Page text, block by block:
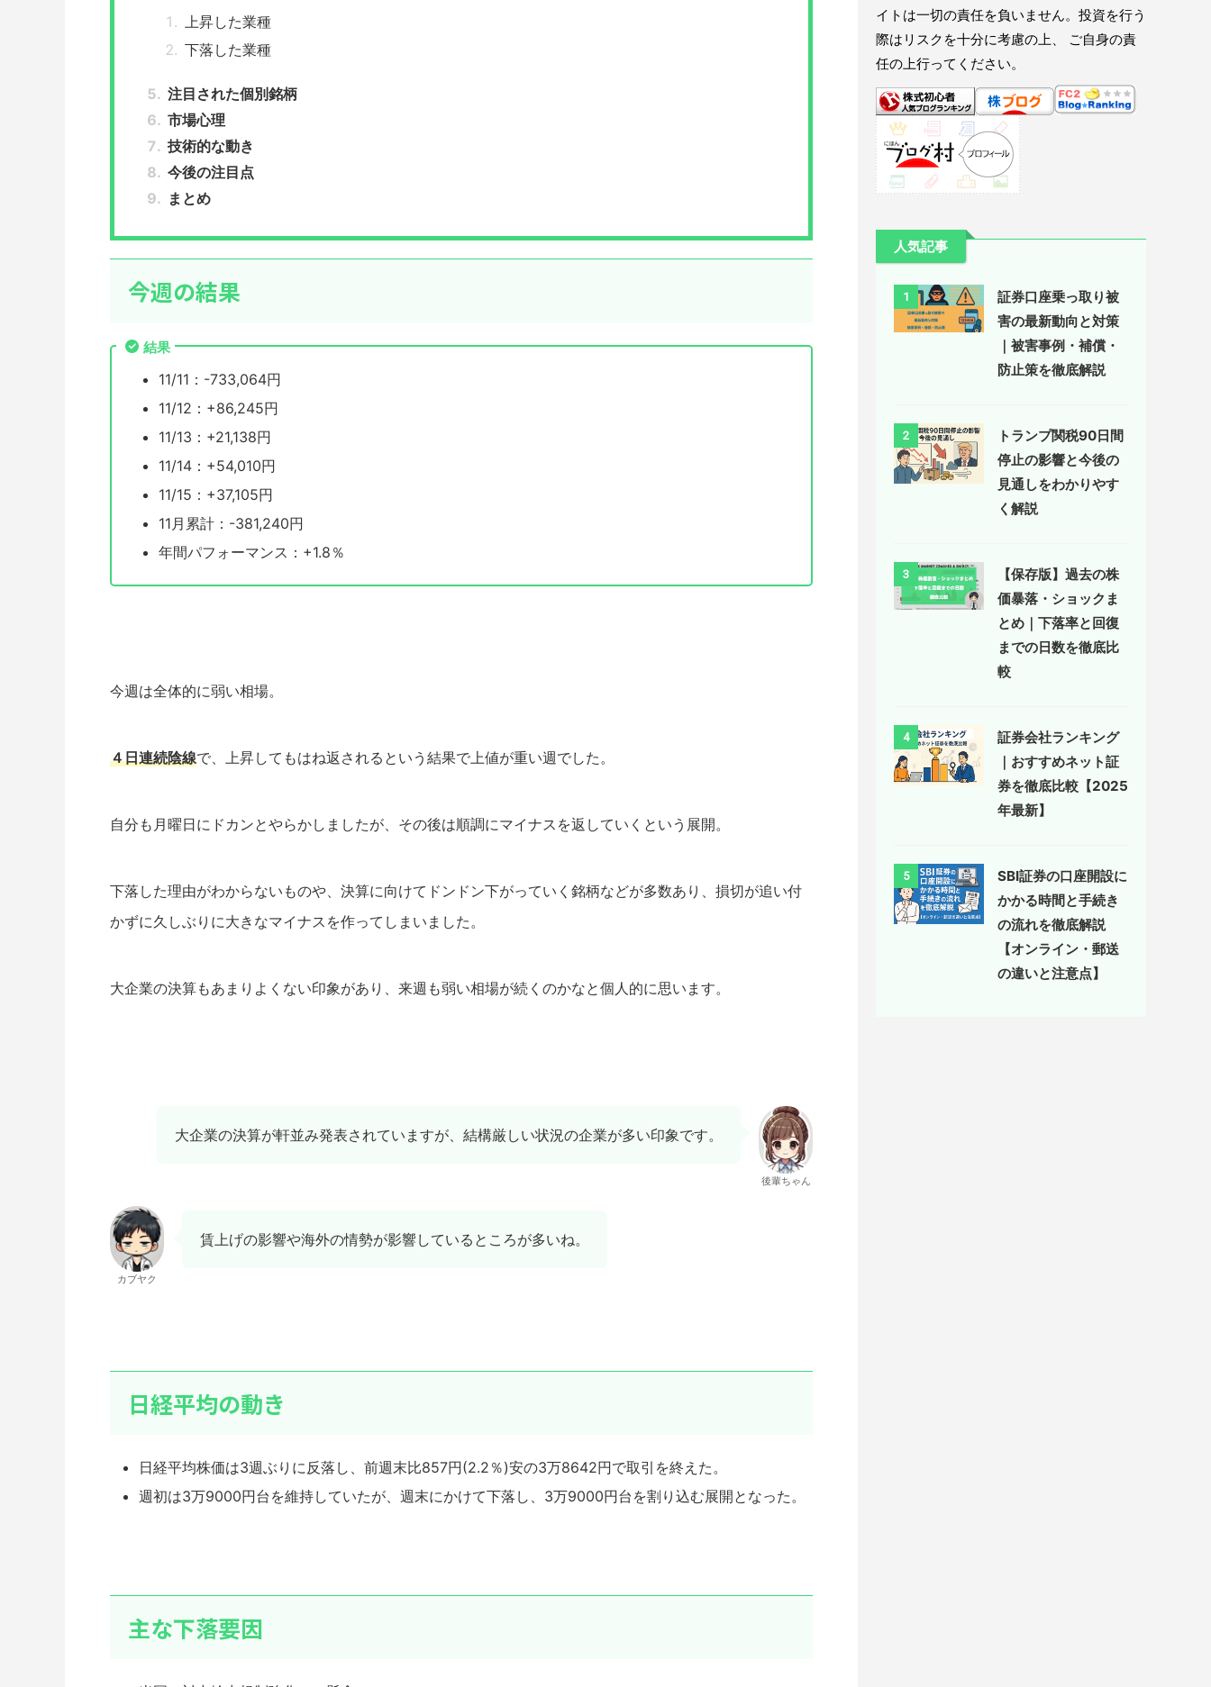
上昇した業種
下落した業種
注目された個別銘柄
市場心理
技術的な動き
今後の注目点
まとめ
今週の結果
結果
11/11：-733,064円
11/12：+86,245円
11/13：+21,138円
11/14：+54,010円
11/15：+37,105円
11月累計：-381,240円
年間パフォーマンス：+1.8％
今週は全体的に弱い相場。
４日連続陰線で、上昇してもはね返されるという結果で上値が重い週でした。
自分も月曜日にドカンとやらかしましたが、その後は順調にマイナスを返していくという展開。
下落した理由がわからないものや、決算に向けてドンドン下がっていく銘柄などが多数あり、損切が追い付
かずに久しぶりに大きなマイナスを作ってしまいました。
大企業の決算もあまりよくない印象があり、来週も弱い相場が続くのかなと個人的に思います。
大企業の決算が軒並み発表されていますが、結構厳しい状況の企業が多い印象です。
後輩ちゃん
カブヤク
賃上げの影響や海外の情勢が影響しているところが多いね。
日経平均の動き
日経平均株価は3週ぶりに反落し、前週末比857円(2.2％)安の3万8642円で取引を終えた。
週初は3万9000円台を維持していたが、週末にかけて下落し、3万9000円台を割り込む展開となった。
主な下落要因
イトは一切の責任を負いません。投資を行う
際はリスクを十分に考慮の上、 ご自身の責
任の上行ってください。
人気記事
1
証券口座乗っ取り被
害の最新動向と対策
｜被害事例・補償・
防止策を徹底解説
2
トランプ関税90日間
停止の影響と今後の
見通しをわかりやす
く解説
3
【保存版】過去の株
価暴落・ショックま
とめ｜下落率と回復
までの日数を徹底比
較
4
証券会社ランキング
｜おすすめネット証
券を徹底比較【2025
年最新】
5
SBI証券の口座開設に
かかる時間と手続き
の流れを徹底解説
【オンライン・郵送
の違いと注意点】